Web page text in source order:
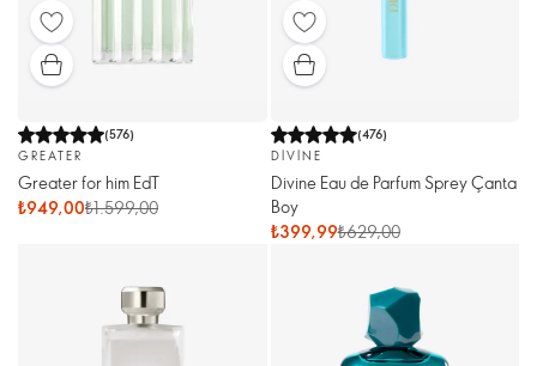
(576)
GREATER
Greater for him EdT
₺949,00₺1.599,00
(476)
DIVINE
Divine Eau de Parfum Sprey Çanta
Boy
₺399,99₺629,00